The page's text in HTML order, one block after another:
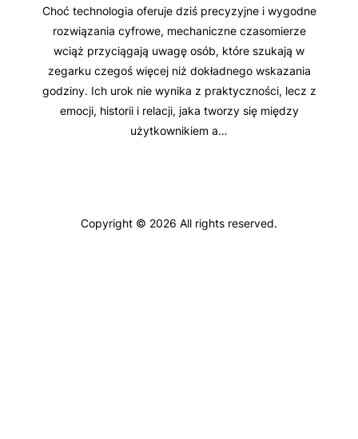
Choć technologia oferuje dziś precyzyjne i wygodne
rozwiązania cyfrowe, mechaniczne czasomierze
wciąż przyciągają uwagę osób, które szukają w
zegarku czegoś więcej niż dokładnego wskazania
godziny. Ich urok nie wynika z praktyczności, lecz z
emocji, historii i relacji, jaka tworzy się między
użytkownikiem a…
Copyright © 2026 All rights reserved.